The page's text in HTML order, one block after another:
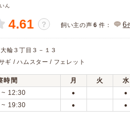
ん
4.61 ？ 飼い主の声 6 件： 6
輪３丁目３－１３
ギ / ハムスター / フェレット
時間 月 火 水
12:30
● ●
~ 19:30 ● ●